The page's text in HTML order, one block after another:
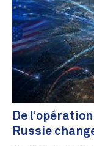
De
Russie